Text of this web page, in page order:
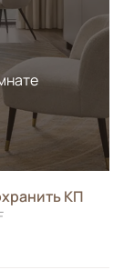
КП